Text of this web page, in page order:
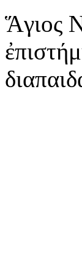
Ἅγιος